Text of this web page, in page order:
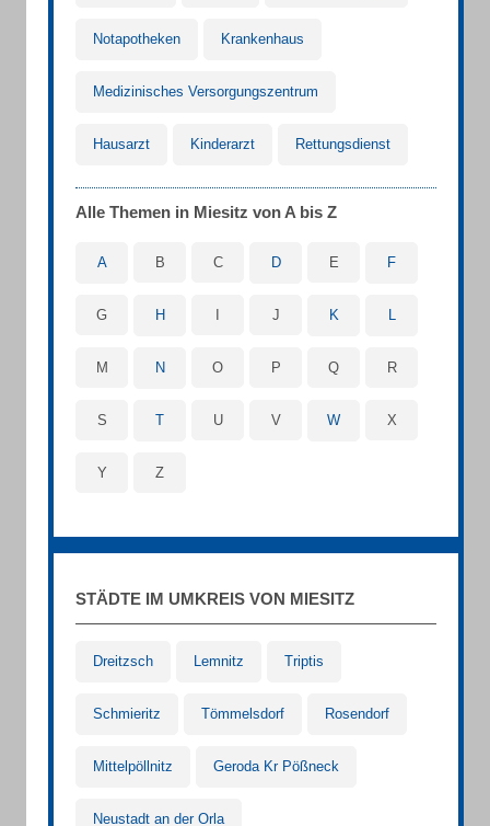
Notapotheken Krankenhaus
Medizinisches Versorgungszentrum
Hausarzt Kinderarzt Rettungsdienst
Alle Themen in Miesitz von A bis Z
A B C D E F
G H J K L
M N O P Q R
S T U V W X
Y Z
STÄDTE IM UMKREIS VON MIESITZ
Dreitzsch Lemnitz Triptis
Schmieritz Tömmelsdorf Rosendorf
Mittelpöllnitz Geroda Kr Pößneck
Neustadt an der Orla